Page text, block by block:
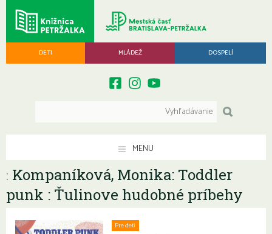
DETI MLÁDEŽ DOSPELÍ
MENU
: Kompaníková, Monika: Toddler
punk : Ťulinove hudobné príbehy
Pre deti